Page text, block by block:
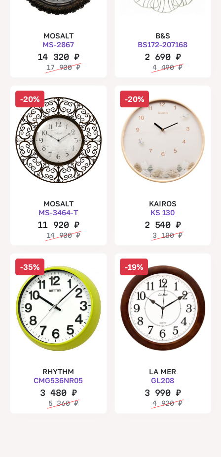
MOSALT
MS-2867
14 320₽
17 900₽
B&S
BS172-207168
2 690₽
4 490₽
-20%
MOSALT
MS-3464-T
11 920₽
14 900₽
-20%
KAIROS
KS 130
2 540₽
3 180₽
-35%
RHYTHM
CMG536NR05
3 480 ₽
5 360₽
-19%
LA MER
GL208
3 990₽
4 920₽